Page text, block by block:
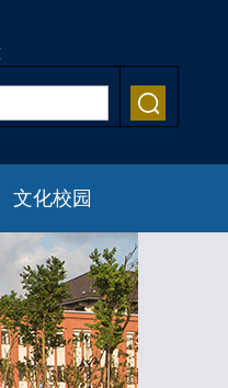
文化校园